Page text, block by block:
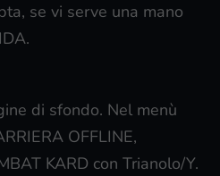
se vi serve una mano
di sfondo. Nel menù
OFFLINE,
KARD con Trianolo/Y.